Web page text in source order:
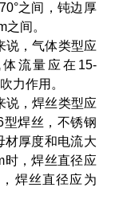
之间，钝边厚
间。
说，气体类型应
流量应在15-
力作用。
说，焊丝类型应
焊丝，不锈钢
材厚度和电流大
时，焊丝直径应
焊丝直径应为